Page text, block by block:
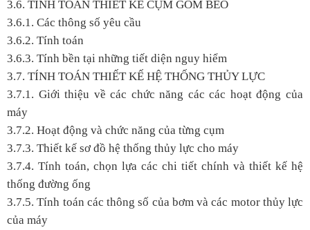
3.6. TÍNH TOÁN THIẾT KẾ CỤM GOM BÈO
3.6.1. Các thông số yêu cầu
3.6.2. Tính toán
3.6.3. Tính bền tại những tiết diện nguy hiểm
3.7. TÍNH TOÁN THIẾT KẾ HỆ THỐNG THỦY LỰC
3.7.1. Giới thiệu về các chức năng các các hoạt động của
máy
3.7.2. Hoạt động và chức năng của từng cụm
3.7.3. Thiết kế sơ đồ hệ thống thủy lực cho máy
3.7.4. Tính toán, chọn lựa các chi tiết chính và thiết kế hệ
thống đường ống
3.7.5. Tính toán các thông số của bơm và các motor thủy lực
của máy